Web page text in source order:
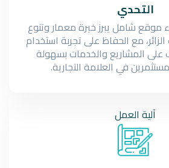
التحدي
موقع شامل يبرز خبرة معمار وتنوع
مع الحفاظ على تجربة استخدام
على المشاريع والخدمات بسهولة
في العلامة التجارية.
آلية العمل